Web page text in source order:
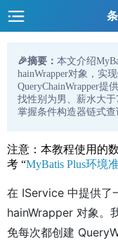
🎉摘要： 本文介绍
hainWrapper对象，实
QueryChainWrapper提
找性别为男、薪水大
掌握条件构造器链式查
注意：本教程使用的
考 “MyBatis Plus环境
在 IService 中提供了
hainWrapper 对象。
免每次都创建